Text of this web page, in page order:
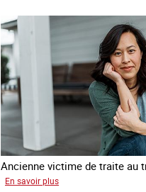
Ancienne victime de traite au
En savoir plus